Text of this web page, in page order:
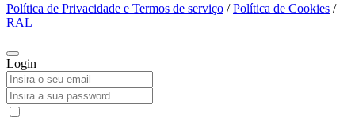
Política de Privacidade e Termos de serviço /Política de Cookies /
RAL
Login